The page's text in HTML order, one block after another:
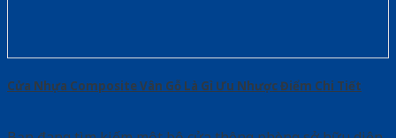
Cửa Nhựa Composite Vân Gỗ Là Gì Ưu Nhược Điểm Chi Tiết